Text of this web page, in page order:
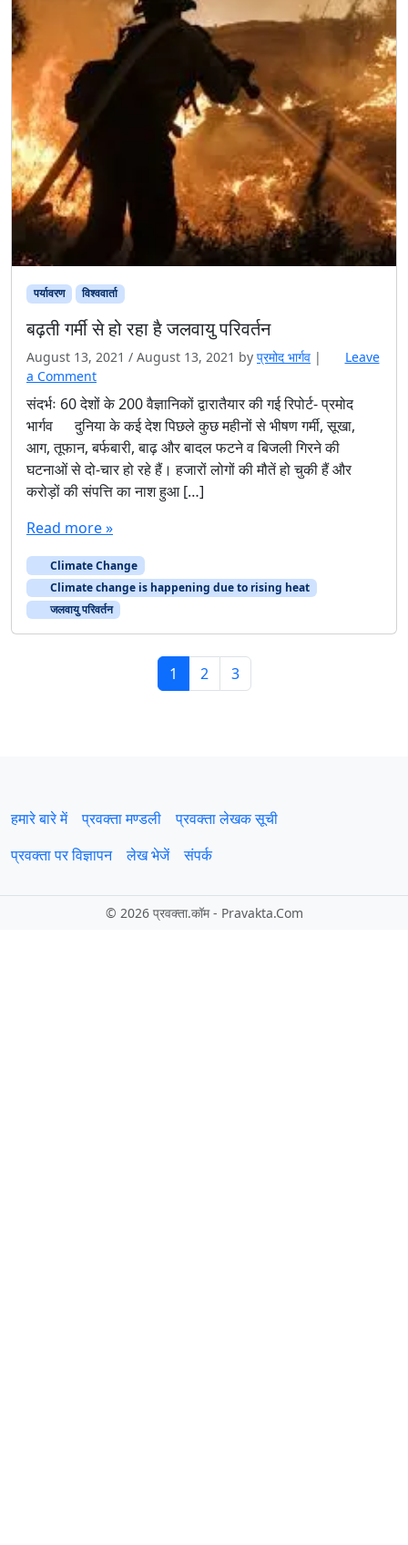
पर्यावरण विश्ववार्ता
बढ़ती गर्मी से हो रहा है जलवायु परिवर्तन
August 13, 2021 / August 13, 2021 by प्रमोद भार्गव |
Leave
a Comment
संदर्भः 60 देशों के 200 वैज्ञानिकों द्वारातैयार की गई रिपोर्ट- प्रमोद
भार्गव दुनिया के कई देश पिछले कुछ महीनों से भीषण गर्मी, सूखा,
आग, तूफान, बर्फबारी, बाढ़ और बादल फटने व बिजली गिरने की
घटनाओं से दो-चार हो रहे हैं। हजारों लोगों की मौतें हो चुकी हैं और
करोड़ों की संपत्ति का नाश हुआ […]
Read more »
Climate Change
Climate change is happening due to rising heat
जलवायु परिवर्तन
Current Page
1 Page
2 Page
3
हमारे बारे में प्रवक्‍ता मण्डली
प्रवक्ता लेखक सूची
प्रवक्ता पर विज्ञापन
लेख भेजें संपर्क
© 2026 प्रवक्‍ता.कॉम - Pravakta.Com